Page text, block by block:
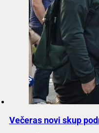
Večeras novi skup